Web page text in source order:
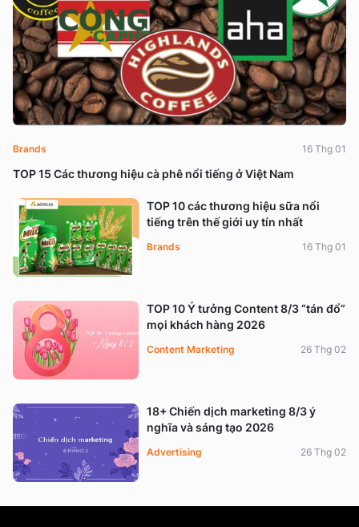
TOP 15 Các thương hiệu cà phê nổi tiếng ở Việt Nam
Brands 16 Thg 01
TOP 10 các thương hiệu sữa nổi
tiếng trên thế giới uy tín nhất
Brands 16 Thg 01
TOP 10 Ý tưởng Content 8/3 “tán đổ”
mọi khách hàng 2026
Content Marketing 26 Thg 02
18+ Chiến dịch marketing 8/3 ý
nghĩa và sáng tạo 2026
Advertising 26 Thg 02